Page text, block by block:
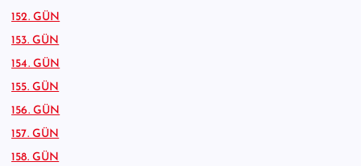
152. GÜN
153. GÜN
154. GÜN
155. GÜN
156. GÜN
157. GÜN
158. GÜN